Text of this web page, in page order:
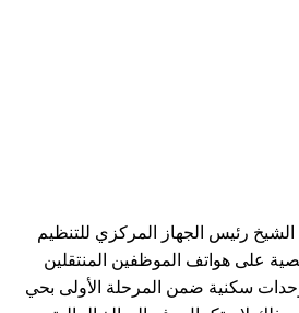
رئيس الجهاز المركزي للتنظيم
على هواتف الموظفين المنتقلين
سكنية ضمن المرحلة الأولى بحي